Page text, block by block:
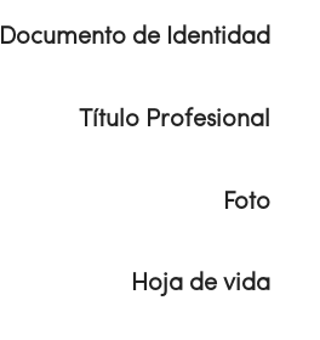
Documento de Identidad
Título Profesional
Foto
Hoja de vida